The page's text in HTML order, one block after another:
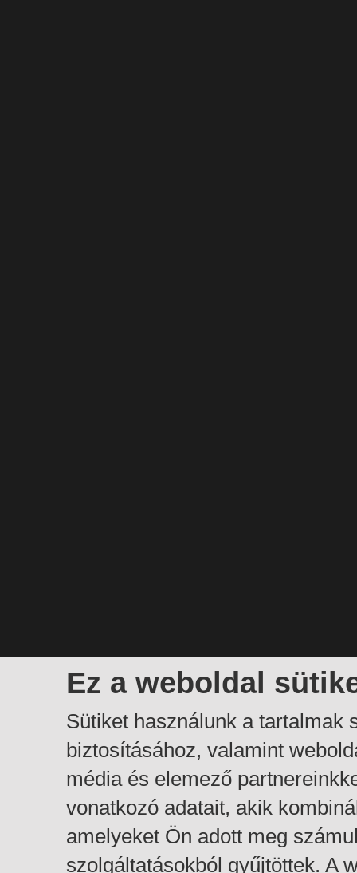
Ez a weboldal
Sütiket használunk a tartalmak
biztosításához, valamint
média és elemező
vonatkozó adatait, akik
amelyeket Ön adott meg
szolgáltatásokból gyűjtöttek. A